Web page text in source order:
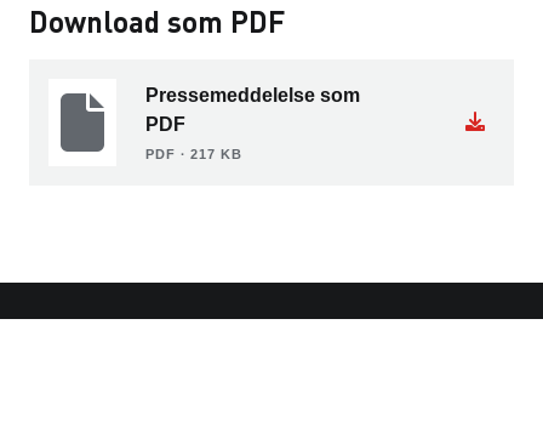
Download som PDF
Pressemeddelelse som
PDF
PDF ∙ 217 KB